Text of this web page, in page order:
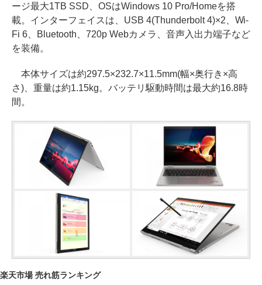
ージ最大1TB SSD、OSはWindows 10 Pro/Homeを搭
載。インターフェイスは、USB 4(Thunderbolt 4)×2、Wi-
Fi 6、Bluetooth、720p Webカメラ、音声入出力端子など
を装備。
本体サイズは約297.5×232.7×11.5mm(幅×奥行き×高
さ)、重量は約1.15kg。バッテリ駆動時間は最大約16.8時
間。
楽天市場 売れ筋ランキング